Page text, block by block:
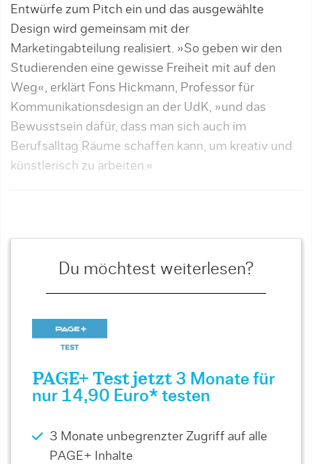
Entwürfe zum Pitch ein und das ausgewählte
Design wird gemeinsam mit der
Marketingabteilung realisiert. »So geben wir den
Studierenden eine gewisse Freiheit mit auf den
Weg«, erklärt Fons Hickmann, Professor für
Kommunikationsdesign an der UdK, »und das
Bewusstsein dafür, dass man sich auch im
Berufsalltag Räume schaffen kann, um kreativ und
künstlerisch zu arbeiten.«
Du möchtest weiterlesen?
PAGE+ Test jetzt 3 Monate für
nur 14,90 Euro* testen
3 Monate unbegrenzter Zugriff auf alle
PAGE+ Inhalte